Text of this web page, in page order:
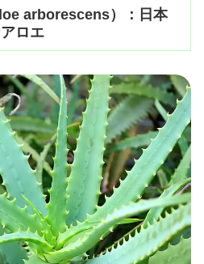
arborescens）：日本
ロエ